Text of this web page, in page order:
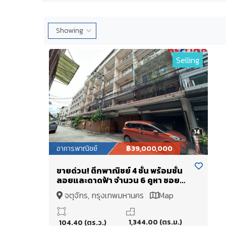
14
Selling
อาคารพาณิชย์ ฿39,000,000
ขายด่วน! ตึกพาณิชย์ 4 ชั้น พร้อมชั้น
ลอยและดาดฟ้า จำนวน 6 คูหา ซอย
ลาดพร้าว 29 ทำเลทอง ใกล้ MRT
สถานีภาวนา!
จตุจักร, กรุงเทพมหานคร Map
104.40 (ตร.ว.) 1,344.00 (ตร.ม.)